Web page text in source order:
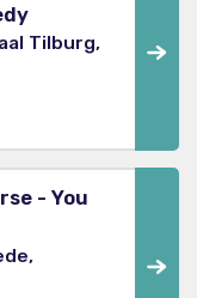
Tilburg,
- You